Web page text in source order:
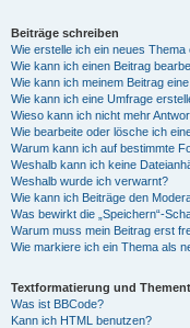
Beiträge schreiben
Wie erstelle ich ein neues Thema
Wie kann ich einen Beitrag
Wie kann ich meinem Beitrag
Wie kann ich eine Umfrage
Wieso kann ich nicht mehr
Wie bearbeite oder lösche ich
Warum kann ich auf bestimmte
Weshalb kann ich keine
Weshalb wurde ich verwarnt?
Wie kann ich Beiträge den
Was bewirkt die „Speichern“-
Warum muss mein Beitrag erst
Wie markiere ich ein Thema als
Textformatierung und
Was ist BBCode?
Kann ich HTML benutzen?